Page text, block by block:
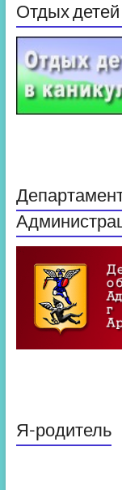
Отдых
Я-родитель